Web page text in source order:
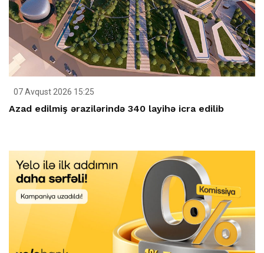
07 Avqust 2026 15:25
Azad edilmiş ərazilərində 340 layihə icra edilib